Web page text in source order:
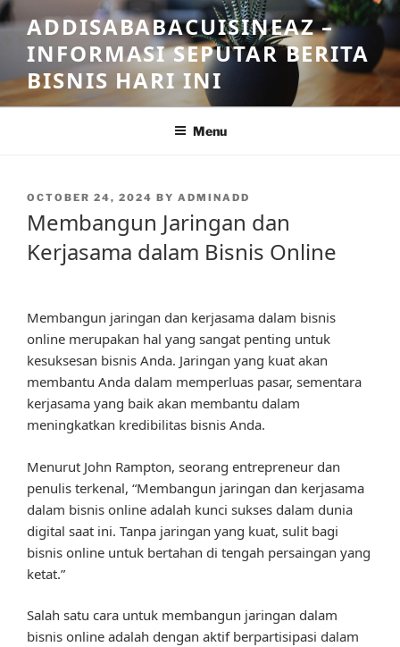
Skip
to
content
ADDISABABACUISINEAZ –
INFORMASI SEPUTAR BERITA
BISNIS HARI INI
Menu
POSTED
OCTOBER 24, 2024 BY ADMINADD
Membangun Jaringan dan
Kerjasama dalam Bisnis Online
Membangun jaringan dan kerjasama dalam bisnis
online merupakan hal yang sangat penting untuk
kesuksesan bisnis Anda. Jaringan yang kuat akan
membantu Anda dalam memperluas pasar, sementara
kerjasama yang baik akan membantu dalam
meningkatkan kredibilitas bisnis Anda.
Menurut John Rampton, seorang entrepreneur dan
penulis terkenal, “Membangun jaringan dan kerjasama
dalam bisnis online adalah kunci sukses dalam dunia
digital saat ini. Tanpa jaringan yang kuat, sulit bagi
bisnis online untuk bertahan di tengah persaingan yang
ketat.”
Salah satu cara untuk membangun jaringan dalam
bisnis online adalah dengan aktif berpartisipasi dalam